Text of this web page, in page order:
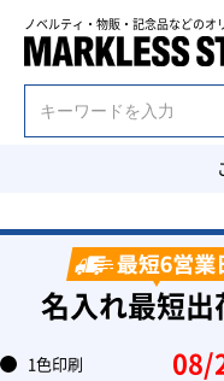
ノベルティ・物販・記念品などのオ
名入れ最短出
1色印刷 08/